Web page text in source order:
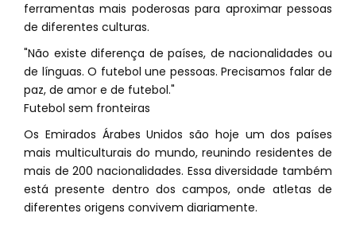
ferramentas mais poderosas para aproximar pessoas
de diferentes culturas.
"Não existe diferença de países, de nacionalidades ou
de línguas. O futebol une pessoas. Precisamos falar de
paz, de amor e de futebol."
Futebol sem fronteiras
Os Emirados Árabes Unidos são hoje um dos países
mais multiculturais do mundo, reunindo residentes de
mais de 200 nacionalidades. Essa diversidade também
está presente dentro dos campos, onde atletas de
diferentes origens convivem diariamente.